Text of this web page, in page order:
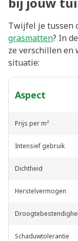
Twijfel je tussen
grasmatten? In
ze verschillen en
situatie:
Aspect
Prijs per m²
Intensief gebruik
Dichtheid
Herstelvermogen
Schaduwtolerantie